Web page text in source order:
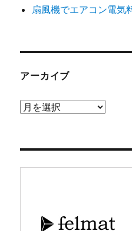
扇風機でエアコン電気
アーカイブ
ア